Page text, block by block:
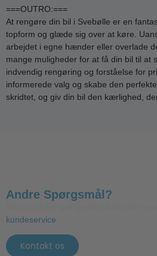
===OUTRO:===
At rengøre din bil i Svebølle er en
topform og glæde sig over at køre.
arbejdet i egne hænder eller overlade
mange muligheder for at få din bil til at
indvendig rengøring og forståelse for
informerede valg og skabe den
skridtet, og giv din bil den kærlighed,
Andre Spørgsmål?
kundeservice
Kontakt os